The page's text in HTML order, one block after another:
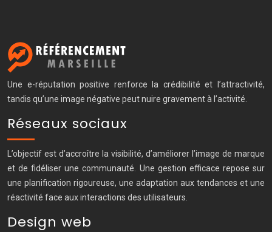
Une e-réputation positive renforce la crédibilité et l’attractivité,
tandis qu’une image négative peut nuire gravement à l’activité.
Réseaux sociaux
L’objectif est d’accroître la visibilité, d’améliorer l’image de marque
et de fidéliser une communauté. Une gestion efficace repose sur
une planification rigoureuse, une adaptation aux tendances et une
réactivité face aux interactions des utilisateurs.
Design web